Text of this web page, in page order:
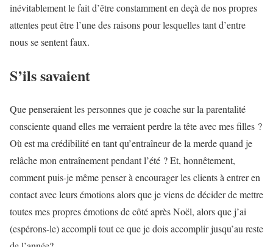
inévitablement le fait d’être constamment en deçà de nos propres
attentes peut être l’une des raisons pour lesquelles tant d’entre
nous se sentent faux.
S’ils savaient
Que penseraient les personnes que je coache sur la parentalité
consciente quand elles me verraient perdre la tête avec mes filles ?
Où est ma crédibilité en tant qu’entraîneur de la merde quand je
relâche mon entraînement pendant l’été ? Et, honnêtement,
comment puis-je même penser à encourager les clients à entrer en
contact avec leurs émotions alors que je viens de décider de mettre
toutes mes propres émotions de côté après Noël, alors que j’ai
(espérons-le) accompli tout ce que je dois accomplir jusqu’au reste